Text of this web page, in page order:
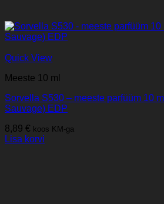
Quick View
Meeste 10 ml
Sorvella S530 – meeste parfüüm 10
Sauvage) EDP
8,89 € koos KM-ga
Lisa korvi